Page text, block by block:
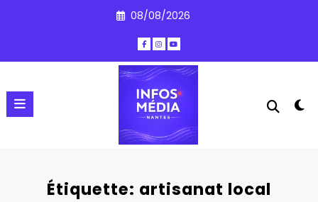
08/08/2026
Étiquette: artisanat local